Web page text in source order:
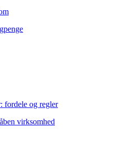
fordele og regler
virksomhed